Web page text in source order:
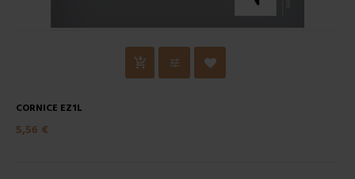
CORNICE EZ1L
5,56 €